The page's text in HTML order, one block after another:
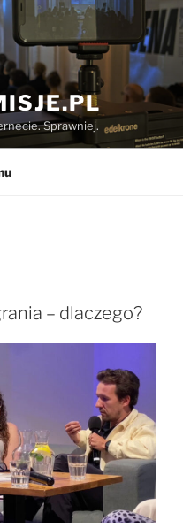
Sprawniej.
– dlaczego?